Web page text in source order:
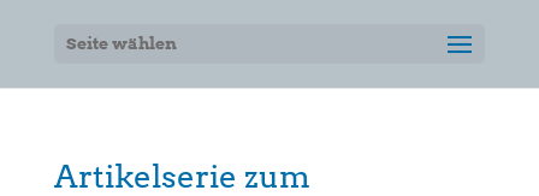
Seite wählen
Artikelserie zum